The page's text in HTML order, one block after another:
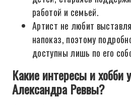
работой и семьей.
Артист не любит
напоказ, поэтому
доступны лишь по его
Какие интересы и хобби
Александра Реввы?